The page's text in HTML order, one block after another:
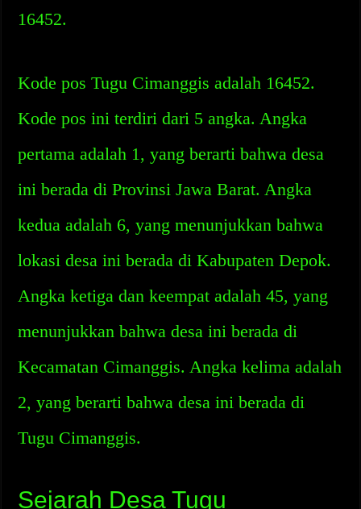
16452.
Kode pos Tugu Cimanggis adalah 16452.
Kode pos ini terdiri dari 5 angka. Angka
pertama adalah 1, yang berarti bahwa desa
ini berada di Provinsi Jawa Barat. Angka
kedua adalah 6, yang menunjukkan bahwa
lokasi desa ini berada di Kabupaten Depok.
Angka ketiga dan keempat adalah 45, yang
menunjukkan bahwa desa ini berada di
Kecamatan Cimanggis. Angka kelima adalah
2, yang berarti bahwa desa ini berada di
Tugu Cimanggis.
Sejarah Desa Tugu